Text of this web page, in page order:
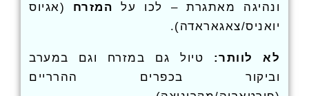
ונהיגה מאתגרת – לכו על המזרח (אגיוס
יואניס/צאגאראדה).
לא לוותר: טיול גם במזרח וגם במערב
וביקור בכפרים ההרריים